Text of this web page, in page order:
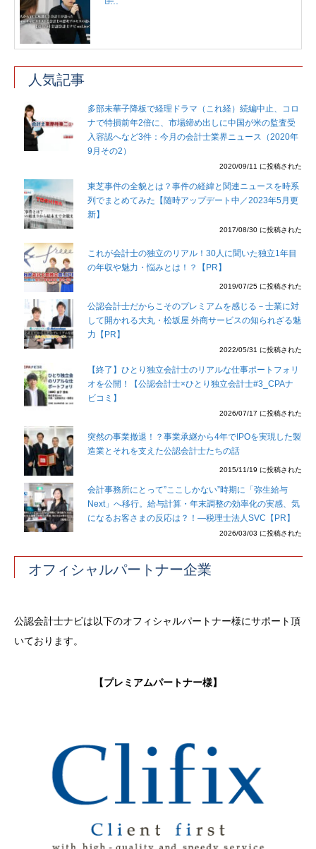
人気記事
多部未華子降板で経理ドラマ（これ経）続編中止、コロ
ナで特損前年2倍に、市場締め出しに中国が米の監査受
入容認へなど3件：今月の会計士業界ニュース（2020年
9月その2）
2020/09/11 に投稿された
東芝事件の全貌とは？事件の経緯と関連ニュースを時系
列でまとめてみた【随時アップデート中／2023年5月更
新】
2017/08/30 に投稿された
これが会計士の独立のリアル！30人に聞いた独立1年目
の年収や魅力・悩みとは！？【PR】
2019/07/25 に投稿された
公認会計士だからこそのプレミアムを感じる－士業に対
して開かれる大丸・松坂屋 外商サービスの知られざる魅
力【PR】
2022/05/31 に投稿された
【終了】ひとり独立会計士のリアルな仕事ポートフォリ
オを公開！【公認会計士×ひとり独立会計士#3_CPAナ
ビコミ】
2026/07/17 に投稿された
突然の事業撤退！？事業承継から4年でIPOを実現した製
造業とそれを支えた公認会計士たちの話
2015/11/19 に投稿された
会計事務所にとって”ここしかない”時期に「弥生給与
Next」へ移行。給与計算・年末調整の効率化の実感、気
になるお客さまの反応は？！―税理士法人SVC【PR】
2026/03/03 に投稿された
オフィシャルパートナー企業
公認会計士ナビは以下のオフィシャルパートナー様にサポート頂
いております。
【プレミアムパートナー様】